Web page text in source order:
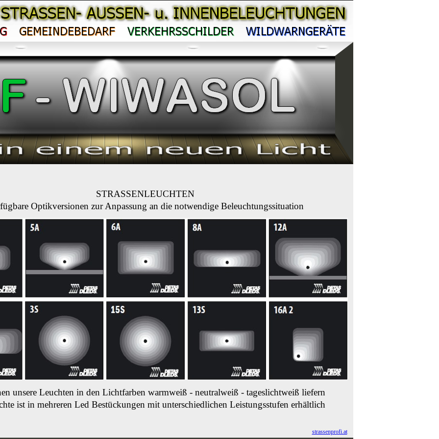
STRASSENLEUCHTEN
Optikversionen zur Anpassung an die notwendige Beleuchtungssituation
unsere Leuchten in den Lichtfarben warmweiß -neutralweiß -tageslichtweiß liefern
ist in mehreren Led Bestückungen mit unterschiedlichen Leistungsstufen erhältlich
strassenprofi.at